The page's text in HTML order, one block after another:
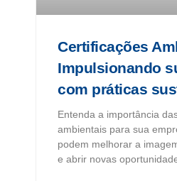
Certificações
Impulsionando
com práticas
Entenda a importância
ambientais para sua
podem melhorar a
e abrir novas